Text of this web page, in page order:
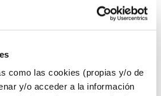
como las cookies (propias y/o de
y/o acceder a la información
Ver más
Añadir al carrito